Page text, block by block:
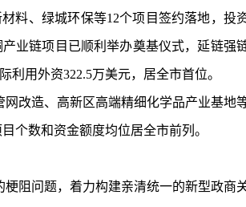
料、绿城环保等12个项目签约落地，投
业链项目已顺利举办奠基仪式，延链强
利用外资322.5万美元，居全市首位。
网改造、高新区高端精细化学品产业基地
个数和资金额度均位居全市前列。
阻问题，着力构建亲清统一的新型政商